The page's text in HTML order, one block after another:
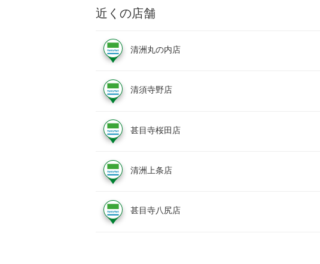
近くの店舗
清洲丸の内店
清須寺野店
甚目寺桜田店
清洲上条店
甚目寺八尻店